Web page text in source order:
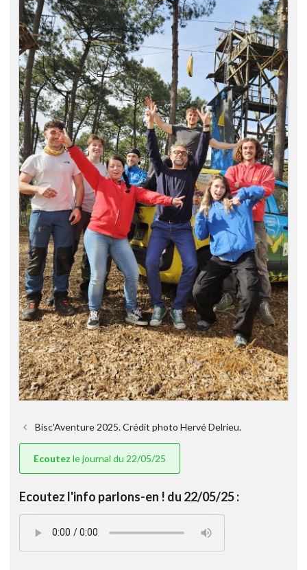
Bisc'Aventure 2025. Crédit photo Hervé Delrieu.
Ecoutez le journal du 22/05/25
Ecoutez l'info parlons-en ! du 22/05/25 :